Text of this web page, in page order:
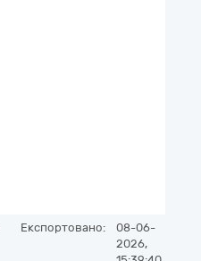
Експортовано:
08-06-
2026,